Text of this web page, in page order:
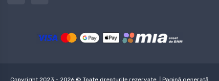
Copyright 2023 - 2026 © Toate drepturile rezervate. | Pagină generată